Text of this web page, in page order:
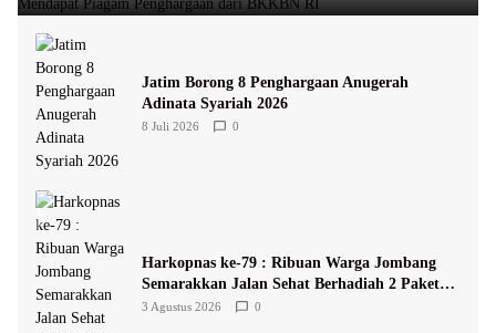
Jatim Borong 8 Penghargaan Anugerah
Adinata Syariah 2026
8 Juli 2026 0
Harkopnas ke-79 : Ribuan Warga Jombang
Semarakkan Jalan Sehat Berhadiah 2 Paket
Umroh
3 Agustus 2026 0